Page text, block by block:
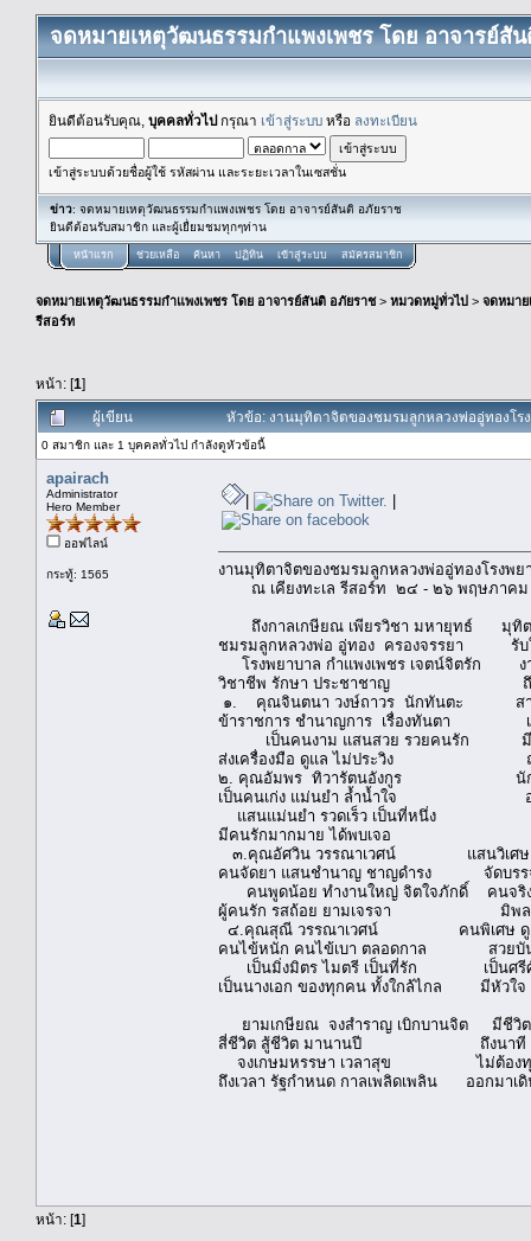
จดหมายเหตุวัฒนธรรมกำแพงเพชร โดย อาจารย์สั
ยินดีต้อนรับคุณ, บุคคลทั่วไปกรุณา เข้าสู่ระบบ หรือ ลงทะเบียน
เข้าสู่ระบบด้วยชื่อผู้ใช้ รหัสผ่าน และระยะเวลาในเซสชั่น
ข่าว: จดหมายเหตุวัฒนธรรมกำแพงเพชร โดย อาจารย์สันติ อภัยราช
ยินดีต้อนรับสมาชิก และผู้เยื่ยมชมทุกๆท่าน
หน้าแรก ช่วยเหลือ ค้นหา ปฏิทิน เข้าสู่ระบบ สมัครสมาชิก
จดหมายเหตุวัฒนธรรมกำแพงเพชร โดย อาจารย์สันติ อภัยราช> หมวดหมู่ทั่วไป > จดหมา
รีสอร์ท
หน้า: [1]
ผู้เขียน หัวข้อ: งานมุทิตาจิตของชมรมลูกหลวงพ่ออู่ทองโร
0 สมาชิก และ 1 บุคคลทั่วไป กำลังดูหัวข้อนี้
apairach
Administrator
Hero Member
ออฟไลน์
กระทู้: 1565
| |
งานมุทิตาจิตของชมรมลูกหลวงพ่ออู่ทองโรงพย
ณ เคียงทะเล รีสอร์ท ๒๔ - ๒๖ พฤษภาค
ถึงกาลเกษียณ เพียรวิชา มหายุทธ์ มุทิต
ชมรมลูกหลวงพ่อ อู่ทอง ครองจรรยา รับ
โรงพยาบาล กำแพงเพชร เจตน์จิตรัก ง
วิชาชีพ รักษา ประชาชาญ ถึงงาน
๑. คุณจินตนา วงษ์ถาวร นักทันตะ สาธ
ข้าราชการ ชำนาญการ เรื่องทันตา เธอ
เป็นคนงาม แสนสวย รวยคนรัก มีน้ำ
ส่งเครื่องมือ ดูแล ไม่ประวิง ถ่ายท
๒. คุณอัมพร ทิวารัตนอังกูร นักวิเคร
เป็นคนเก่ง แม่นยำ ล้ำน้ำใจ องค์กา
แสนแม่นยำ รวดเร็ว เป็นที่หนึ่ง งาน
มีคนรักมากมาย ได้พบเจอ งานขอ
๓.คุณอัศวิน วรรณาเวศน์ แสนวิเศษ เ
คนจัดยา แสนชำนาญ ชาญดำรง จัดบรรจ
คนพูดน้อย ทำงานใหญ่ จิตใจภักดิ์ คนจริง
ผู้คนรัก รสถ้อย ยามเจรจา มิพลาดเ
๔.คุณสุณี วรรณาเวศน์ คนพิเศษ ดูแ
คนไข้หนัก คนไข้เบา ตลอดกาล สวยบันด
เป็นมิ่งมิตร ไมตรี เป็นที่รัก เป็นศรีศัก
เป็นนางเอก ของทุกคน ทั้งใกล้ไกล มีหัวใจ
ยามเกษียณ จงสำราญ เบิกบานจิต มีชีวิต
สี่ชีวิต สู้ชีวิต มานานปี ถึงนาที ต้องเ
จงเกษมหรรษา เวลาสุข ไม่ต้องทุกข์
ถึงเวลา รัฐกำหนด กาลเพลิดเพลิน ออกมาเ
หน้า: [1]